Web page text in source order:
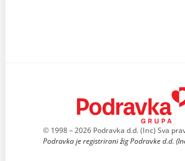
© 1998 – 2026 Podravka d.d. (Inc) Sva
Podravka je registrirani žig Podravke d.d.